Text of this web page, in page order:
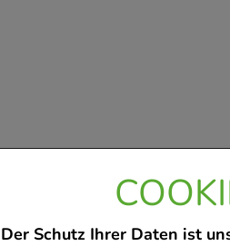
Der Schutz Ihrer Daten ist